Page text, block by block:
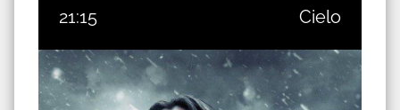
21:15 Cielo